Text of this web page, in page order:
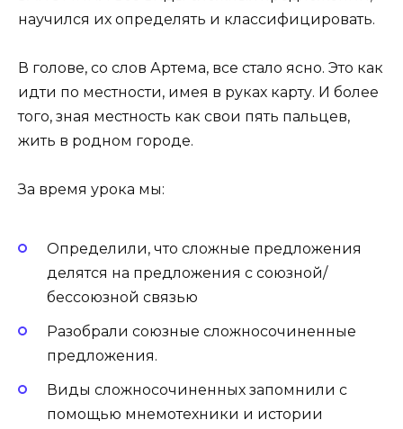
научился их определять и классифицировать.
В голове, со слов Артема, все стало ясно. Это как
идти по местности, имея в руках карту. И более
того, зная местность как свои пять пальцев,
жить в родном городе.
За время урока мы:
Определили, что сложные предложения
делятся на предложения с союзной/
бессоюзной связью
Разобрали союзные сложносочиненные
предложения.
Виды сложносочиненных запомнили с
помощью мнемотехники и истории